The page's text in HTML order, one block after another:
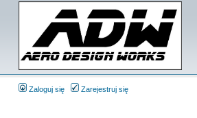
Zaloguj się Zarejestruj się